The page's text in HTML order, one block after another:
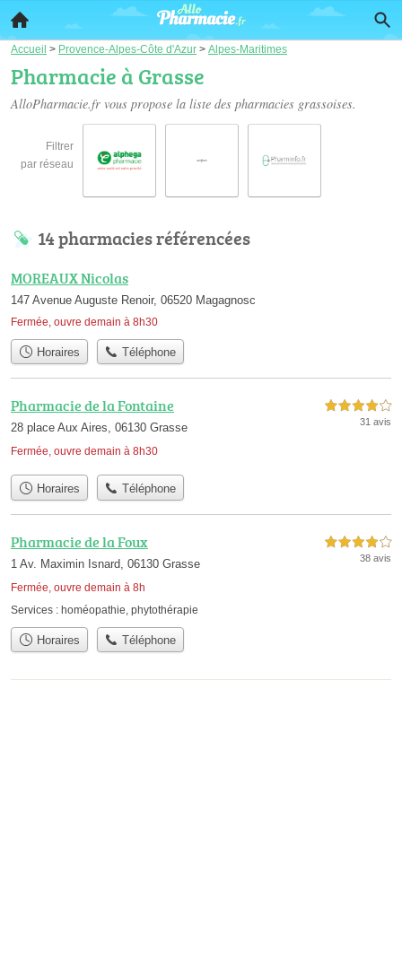
Accueil > Provence-Alpes-Côte d'Azur > Alpes-Maritimes
Pharmacie à Grasse
AlloPharmacie.fr vous propose la liste des pharmacies grassoises.
Filtrer
par réseau
14 pharmacies référencées
MOREAUX Nicolas
147 Avenue Auguste Renoir, 06520 Magagnosc
Fermée, ouvre demain à 8h30
Horaires Téléphone
Pharmacie de la Fontaine
28 place Aux Aires, 06130 Grasse
Fermée, ouvre demain à 8h30
4,0 étoiles sur 5
31 avis
Horaires Téléphone
Pharmacie de la Foux
1 Av. Maximin Isnard, 06130 Grasse
Fermée, ouvre demain à 8h
4,0 étoiles sur 5
38 avis
Services : homéopathie phytothérapie
Horaires Téléphone